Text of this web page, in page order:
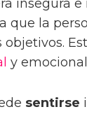
insegura e
la
y
sentirse